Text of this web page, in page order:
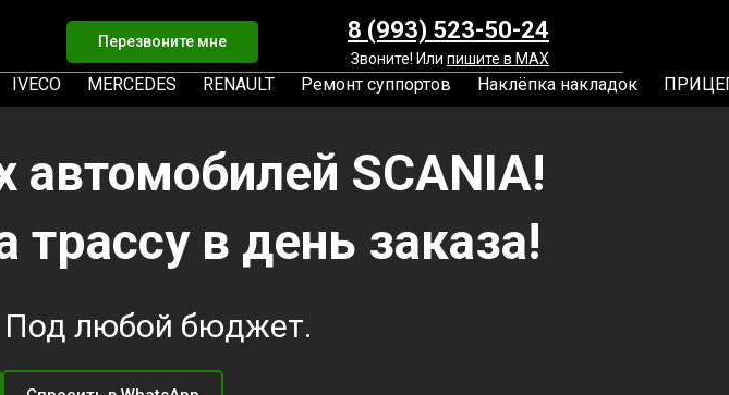
Перезвоните мне 8 (993) 523-50-24
Звоните! Или пишите в MAX
IVECO MERCEDES RENAULT Ремонт суппортов Наклёпка накладок
SCANIA!
трассу в день заказа!
Под любой бюджет.